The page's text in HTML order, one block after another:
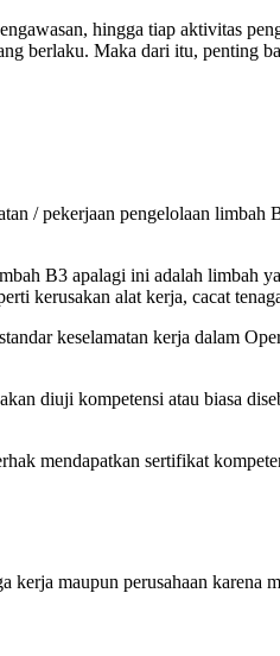
hingga tiap aktivitas
berlaku. Maka dari itu,
/ pekerjaan pengelolaan
B3 apalagi ini adalah limbah
kerusakan alat kerja, cacat
keselamatan kerja dalam
diuji kompetensi atau biasa
mendapatkan sertifikat
maupun perusahaan